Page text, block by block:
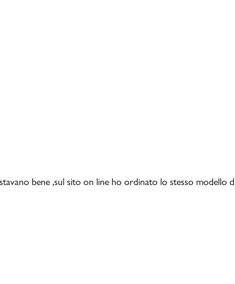
bene ,sul sito on line ho ordinato lo stesso modello